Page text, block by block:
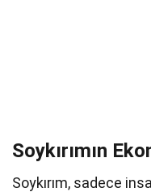
Soykırımın
Soykırım, sadece